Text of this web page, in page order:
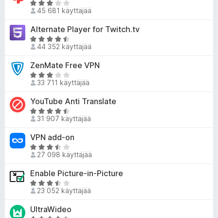
/
u
4
8
/
o
t
u
4
8
/
A
r
v
i
o
t
u
3
1
/
45 681 käyttäjää
Alternate Player for Twitch.tv
A
r
v
i
o
t
u
4
3
/
44 352 käyttäjää
ZenMate Free VPN
A
r
v
o
t
u
3
2
/
33 711 käyttäjää
YouTube Anti Translate
A
r
v
o
t
u
4
3
31 907 käyttäjää
VPN add-on
A
r
v
i
o
t
27 098 käyttäjää
Enable Picture-in-Picture
A
r
v
23 052 käyttäjää
UltraWideo